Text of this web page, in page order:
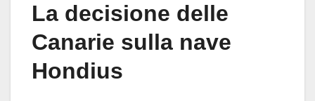
La decisione delle
Canarie sulla nave
Hondius